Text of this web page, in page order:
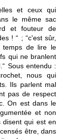
et ceux qui
le même sac
et fouteur de
! “ ; “c'est sûr,
temps de lire le
qui ne branlent
Sous entendu :
nous qui
Ils parlent mal
pas de respect
On est dans le
et non
qui est en
être, dans